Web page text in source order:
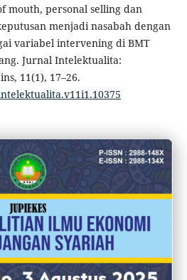
mouth, personal selling dan
menjadi nasabah dengan
variabel intervening di BMT
Jurnal Intelektualita:
11(1), 17–26.